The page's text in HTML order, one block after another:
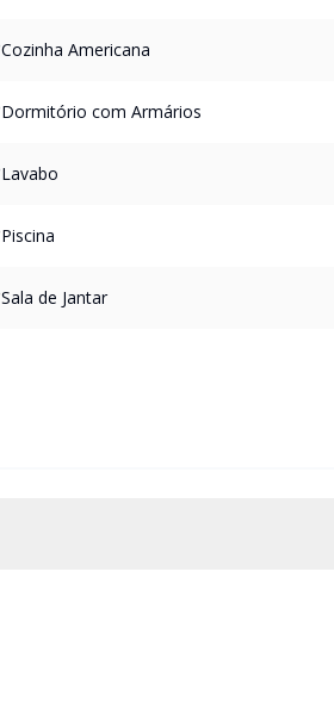
Cozinha Americana
Dormitório com Armários
Lavabo
Piscina
Sala de Jantar